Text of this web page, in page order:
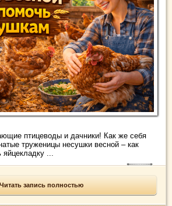
птицеводы и дачники! Как же себя
труженицы несушки весной – как
...
Читать запись полностью